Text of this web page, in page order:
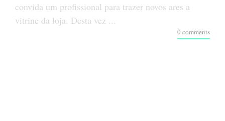
convida um profissional para trazer novos ares a
vitrine da loja. Desta vez ...
0 comments